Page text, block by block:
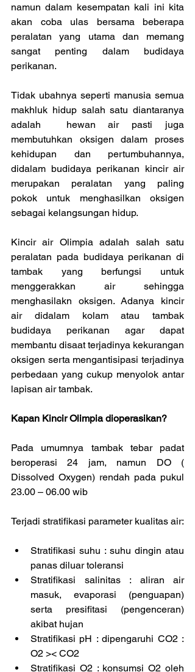
namun dalam kesempatan kali ini kita
akan coba ulas bersama beberapa
peralatan yang utama dan memang
sangat penting dalam budidaya
perikanan.
Tidak ubahnya seperti manusia semua
makhluk hidup salah satu diantaranya
adalah  hewan air pasti juga
membutuhkan oksigen dalam proses
kehidupan dan pertumbuhannya,
didalam budidaya perikanan kincir air
merupakan peralatan yang paling
pokok untuk menghasilkan oksigen
sebagai kelangsungan hidup.
Kincir air Olimpia adalah salah satu
peralatan pada budidaya perikanan di
tambak yang berfungsi untuk
menggerakkan air sehingga
menghasilakn oksigen. Adanya kincir
air didalam kolam atau tambak
budidaya perikanan agar dapat
membantu disaat terjadinya kekurangan
oksigen serta mengantisipasi terjadinya
perbedaan yang cukup menyolok antar
lapisan air tambak.
Kapan Kincir Olimpia dioperasikan?
Pada umumnya tambak tebar padat
beroperasi 24 jam, namun DO (
Dissolved Oxygen) rendah pada pukul
23.00 – 06.00 wib
Terjadi stratifikasi parameter kualitas air:
Stratifikasi suhu : suhu dingin atau
panas diluar toleransi
Stratifikasi salinitas : aliran air
masuk, evaporasi (penguapan)
serta presifitasi (pengenceran)
akibat hujan
Stratifikasi pH : dipengaruhi CO2 :
O2 >< CO2
Stratifikasi O2 : konsumsi O2 oleh